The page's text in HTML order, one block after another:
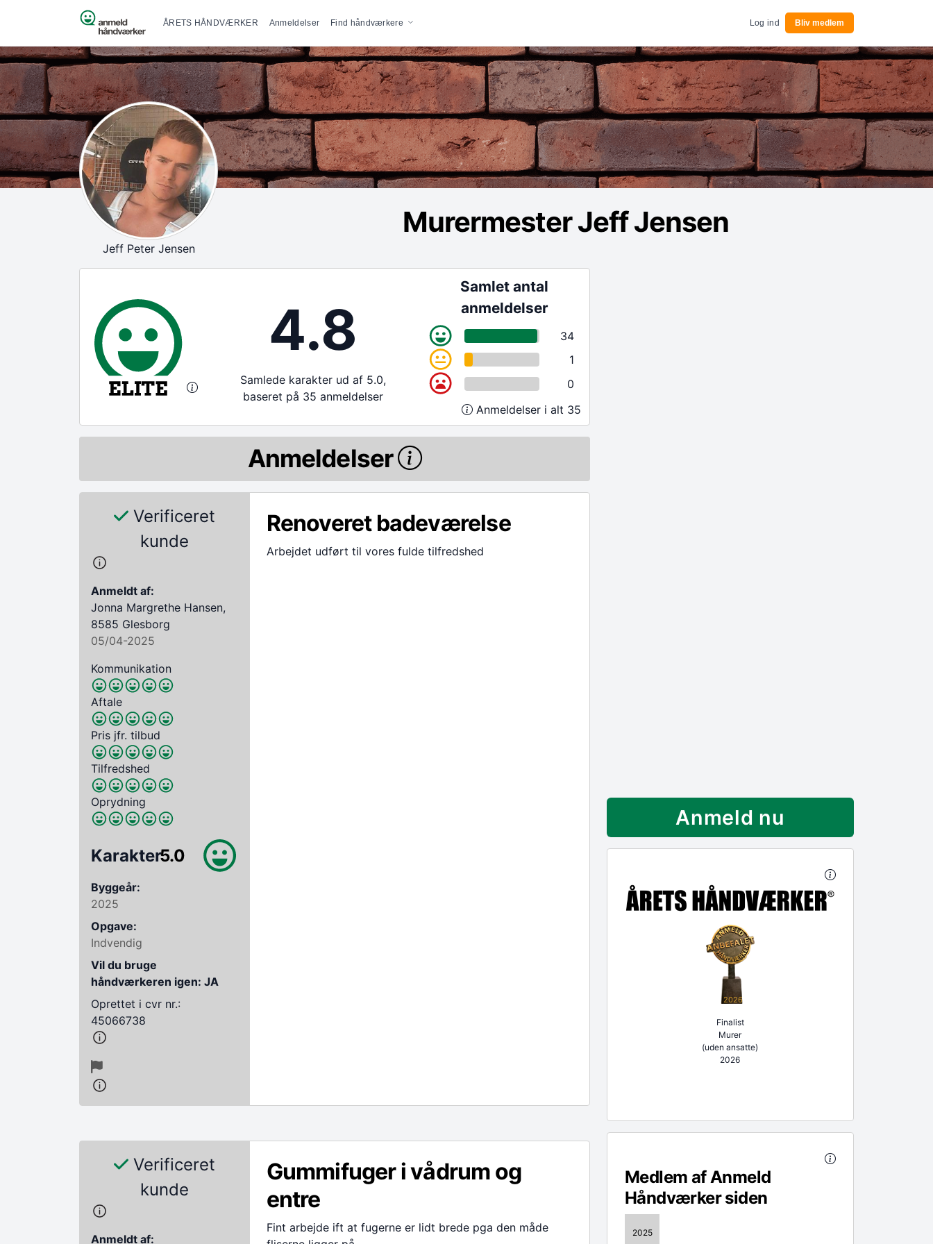
Spring til indhold Primær navigation
ÅRETS HÅNDVÆRKER Anmeldelser Find håndværkere Log ind Bliv medlem
Jeff Peter Jensen
Murermester Jeff Jensen
4.8
Samlede karakter ud af 5.0,
baseret på 35 anmeldelser
Samlet antal
anmeldelser
34
1
0
Anmeldelser i alt 35
Anmeldelser
Verificeret
kunde
Anmeldt af:
Jonna Margrethe Hansen,
8585 Glesborg
05/04-2025
Kommunikation
Aftale
Pris jfr. tilbud
Tilfredshed
Oprydning
Karakter5.0
Byggeår:
2025
Opgave:
Indvendig
Vil du bruge
håndværkeren igen: JA
Oprettet i cvr nr.:
45066738
Renoveret badeværelse
Arbejdet udført til vores fulde tilfredshed
Verificeret
kunde
Anmeldt af:
Gummifuger i vådrum og
entre
Fint arbejde ift at fugerne er lidt brede pga den måde
Anmeld nu
2026
Finalist
Murer
(uden ansatte)
2026
Medlem af Anmeld
Håndværker siden
2025